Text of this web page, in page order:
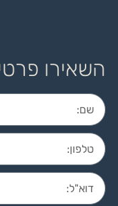
השאירו